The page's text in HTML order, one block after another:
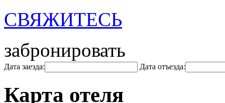
СВЯЖИТЕСЬ
забронировать
Дата заезда: Дата отъезда:
Карта отеля